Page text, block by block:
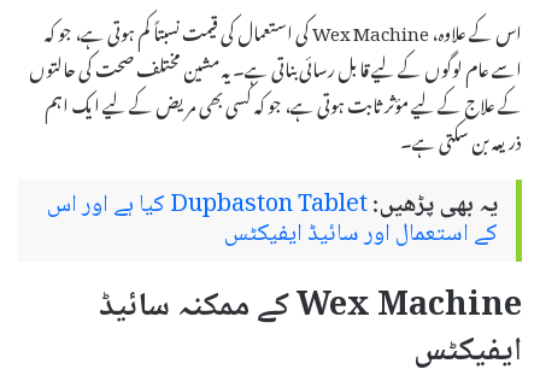
اس کے علاوہ، Wex Machine کی استعمال کی قیمت نسبتاً کم ہوتی ہے، جو کہ
اسے عام لوگوں کے لیے قابل رسائی بناتی ہے۔ یہ مشین مختلف صحت کی حالتوں
کے علاج کے لیے مؤثر ثابت ہوتی ہے، جو کہ کسی بھی مریض کے لیے ایک اہم
ذریعہ بن سکتی ہے۔
یہ بھی پڑھیں: Dupbaston Tablet کیا ہے اور اس
کے استعمال اور سائیڈ ایفیکٹس
Wex Machine کے ممکنہ سائیڈ
ایفیکٹس